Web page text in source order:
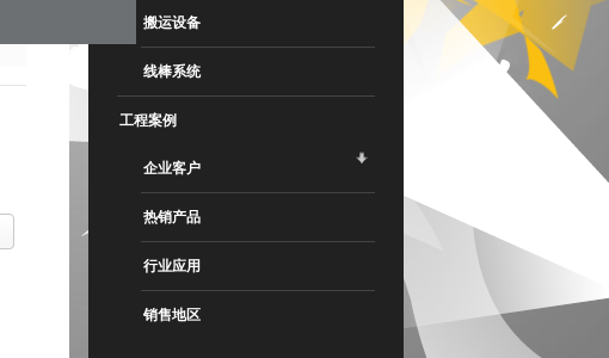
搬运设备
线棒系统
工程案例
企业客户
热销产品
行业应用
销售地区